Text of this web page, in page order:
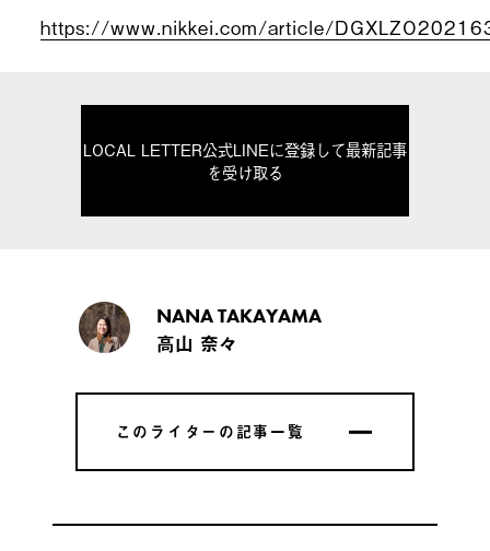
https://www.nikkei.com/article/
LOCAL LETTER公式LINEに登録して最新記事
を受け取る
NANA TAKAYAMA
高山 奈々
このライターの記事一覧
このライターの記事一覧